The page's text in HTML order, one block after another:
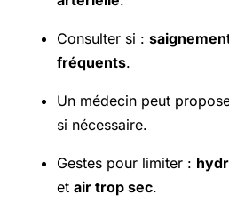
Consulter si :
fréquents.
Un médecin peut
si nécessaire.
Gestes pour limiter :
et air trop sec.